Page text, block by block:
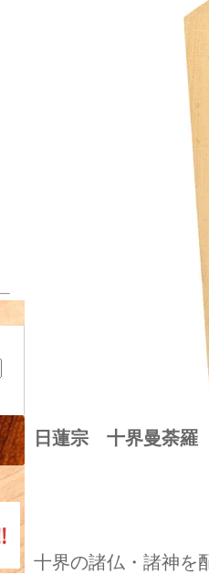
日蓮宗 十界曼荼羅
十界の諸仏・諸神を